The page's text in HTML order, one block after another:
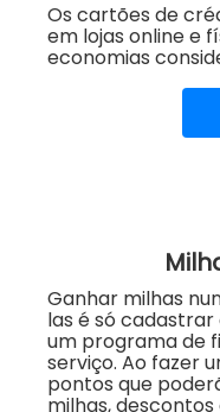
Os cartões de
em lojas online e
economias
Ganhar milhas
las é só
um programa de
serviço. Ao fazer
pontos que
milhas,